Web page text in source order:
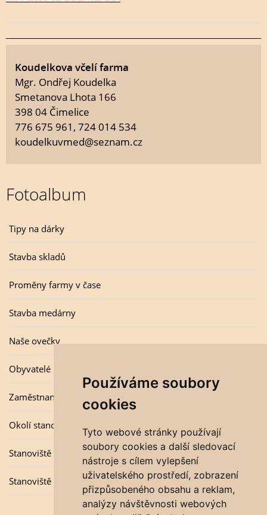
Používáme soubory
cookies
Tyto webové stránky používají
soubory cookies a další sledovací
nástroje s cílem vylepšení
uživatelského prostředí, zobrazení
přizpůsobeného obsahu a reklam,
analýzy návštěvnosti webových
Koudelkova včelí farma
Mgr. Ondřej Koudelka
Smetanova Lhota 166
398 04 Čimelice
776 675 961, 724 014 534
koudelkuvmed@seznam.cz
Fotoalbum
Tipy na dárky
Stavba skladů
Proměny farmy v čase
Stavba medárny
Naše ovečky
Obyvatelé úlu
Zaměstnanci
Okolí stanovišť
Stanoviště v zimě
Stanoviště v létě